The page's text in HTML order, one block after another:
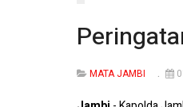
MATA JAMBI